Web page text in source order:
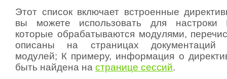
Этот список включает встроенные
вы можете использовать для настроки
которые обрабатываются модулями,
описаны на страницах документаций
модулей; К примеру, информация о
быть найдена на странице сессий.